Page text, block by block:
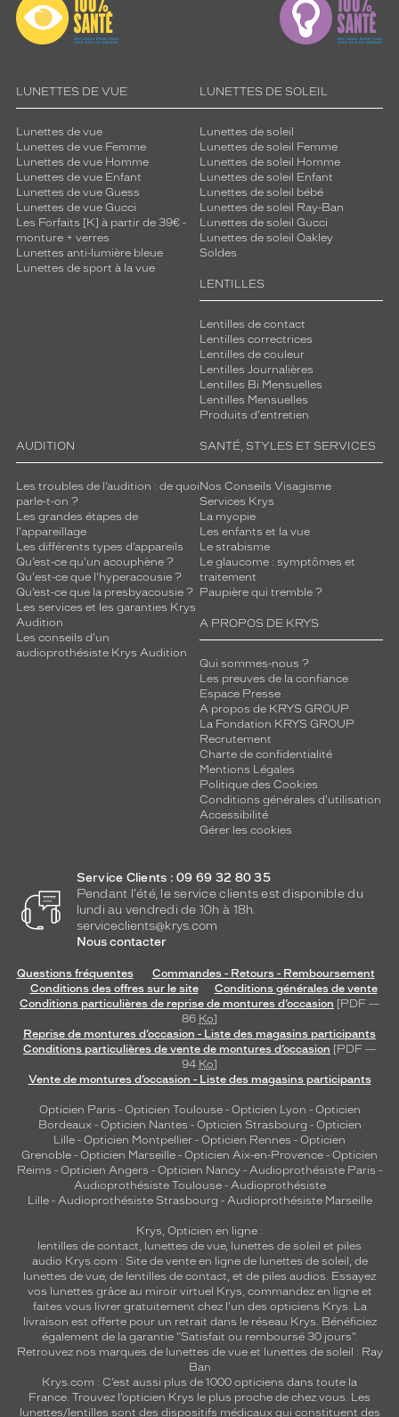
LUNETTES DE VUE
Lunettes de vue
Lunettes de vue Femme
Lunettes de vue Homme
Lunettes de vue Enfant
Lunettes de vue Guess
Lunettes de vue Gucci
Les Forfaits [K] à partir de 39€ -
monture + verres
Lunettes anti-lumière bleue
Lunettes de sport à la vue
LUNETTES DE SOLEIL
Lunettes de soleil
Lunettes de soleil Femme
Lunettes de soleil Homme
Lunettes de soleil Enfant
Lunettes de soleil bébé
Lunettes de soleil Ray-Ban
Lunettes de soleil Gucci
Lunettes de soleil Oakley
Soldes
LENTILLES
Lentilles de contact
Lentilles correctrices
Lentilles de couleur
Lentilles Journalières
Lentilles Bi Mensuelles
Lentilles Mensuelles
Produits d'entretien
AUDITION
Les troubles de l’audition : de quoi
parle-t-on ?
Les grandes étapes de
l'appareillage
Les différents types d’appareils
Qu’est-ce qu'un acouphène ?
Qu'est-ce que l'hyperacousie ?
Qu’est-ce que la presbyacousie ?
Les services et les garanties Krys
Audition
Les conseils d'un
audioprothésiste Krys Audition
SANTÉ, STYLES ET SERVICES
Nos Conseils Visagisme
Services Krys
La myopie
Les enfants et la vue
Le strabisme
Le glaucome : symptômes et
traitement
Paupière qui tremble ?
A PROPOS DE KRYS
Qui sommes-nous ?
Les preuves de la confiance
Espace Presse
A propos de KRYS GROUP
La Fondation KRYS GROUP
Recrutement
Charte de confidentialité
Mentions Légales
Politique des Cookies
Conditions générales d'utilisation
Accessibilité
Gérer les cookies
Service Clients : 09 69 32 80 35
Pendant l'été, le service clients est disponible du
lundi au vendredi de 10h à 18h.
serviceclients@krys.com
Nous contacter
Questions fréquentes
Commandes - Retours - Remboursement
Conditions des offres sur le site
Conditions générales de vente
Conditions particulières de reprise de montures d’occasion [PDF —
86 Ko]
Reprise de montures d’occasion - Liste des magasins participants
Conditions particulières de vente de montures d’occasion [PDF —
94 Ko]
Vente de montures d’occasion - Liste des magasins participants
Opticien Paris - Opticien Toulouse- Opticien Lyon - Opticien
Bordeaux- Opticien Nantes - Opticien Strasbourg - Opticien
Lille - Opticien Montpellier - Opticien Rennes - Opticien
Grenoble - Opticien Marseille - Opticien Aix-en-Provence - Opticien
Reims - Opticien Angers - Opticien Nancy - Audioprothésiste Paris -
Audioprothésiste Toulouse- Audioprothésiste
Lille- Audioprothésiste Strasbourg - Audioprothésiste Marseille
Krys, Opticien en ligne :
lentilles de contact, lunettes de vue, lunettes de soleil et piles
audio Krys.com : Site de vente en ligne de lunettes de soleil, de
lunettes de vue, de lentilles de contact, et de piles audios. Essayez
vos lunettes grâce au miroir virtuel Krys, commandez en ligne et
faites vous livrer gratuitement chez l'un des opticiens Krys. La
livraison est offerte pour un retrait dans le réseau Krys. Bénéficiez
également de la garantie "Satisfait ou remboursé 30 jours".
Retrouvez nos marques de lunettes de vue et lunettes de soleil : Ray
Ban
Krys.com : C’est aussi plus de 1000 opticiens dans toute la
France. Trouvez l’opticien Krys le plus proche de chez vous. Les
lunettes/lentilles sont des dispositifs médicaux qui constituent des